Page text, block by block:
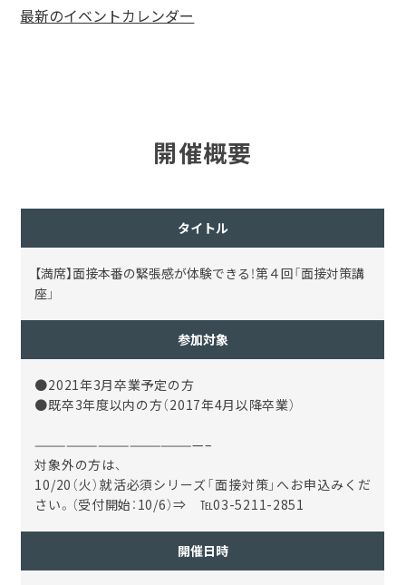
最新のイベントカレンダー
開催概要
タイトル
【満席】面接本番の緊張感が体験できる！第４回「面接対策講
座」
参加対象
●2021年3月卒業予定の方
●既卒3年度以内の方（2017年4月以降卒業）
————————————————–
対象外の方は、
10/20（火）就活必須シリーズ「面接対策」へお申込みくだ
さい。（受付開始：10/6）⇒ ℡03-5211-2851
開催日時